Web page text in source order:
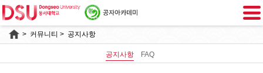
> 커뮤니티 > 공지사항
공지사항 FAQ